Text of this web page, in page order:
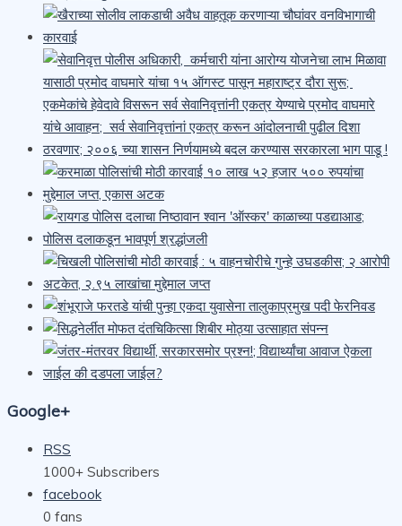
Google+
RSS
1000+ Subscribers
facebook
0 fans